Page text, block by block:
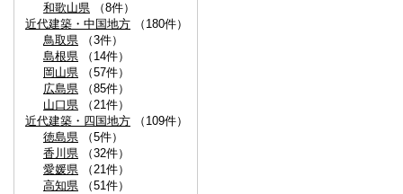
和歌山県 （8件）
近代建築・中国地方 （180件）
鳥取県 （3件）
島根県 （14件）
岡山県 （57件）
広島県 （85件）
山口県 （21件）
近代建築・四国地方 （109件）
徳島県 （5件）
香川県 （32件）
愛媛県 （21件）
高知県 （51件）